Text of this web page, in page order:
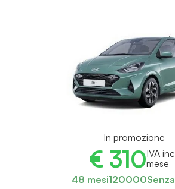
In promozione
€ 310IVA
mese
48 mesi120000